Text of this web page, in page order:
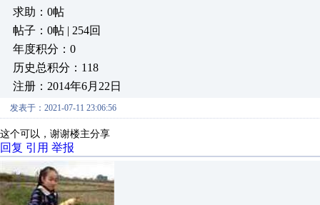
求助：0帖
帖子：0帖 | 254回
年度积分：0
历史总积分：118
注册：2014年6月22日
发表于：2021-07-11 23:06:56
这个可以，谢谢楼主分享
回复 引用 举报